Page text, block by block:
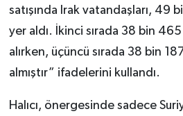
satışında Irak vatandaşları, 49
yer aldı. İkinci sırada 38 bin
alırken, üçüncü sırada 38 bin
almıştır” ifadelerini kullandı.
Halıcı, önergesinde sadece